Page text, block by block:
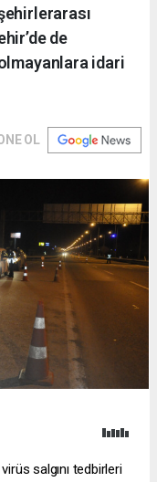
de
idari
OL
salgını tedbirleri